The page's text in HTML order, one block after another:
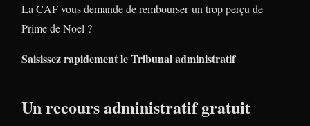
La CAF vous demande de rembourser un trop perçu de
Prime de Noel ?
Saisissez rapidement le Tribunal administratif
Un recours administratif gratuit